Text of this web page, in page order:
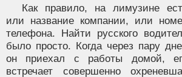
Как правило, на лимузине
или название компании, или
телефона. Найти русского
было просто. Когда через пару
он приехал с работы домой,
встречает совершенно